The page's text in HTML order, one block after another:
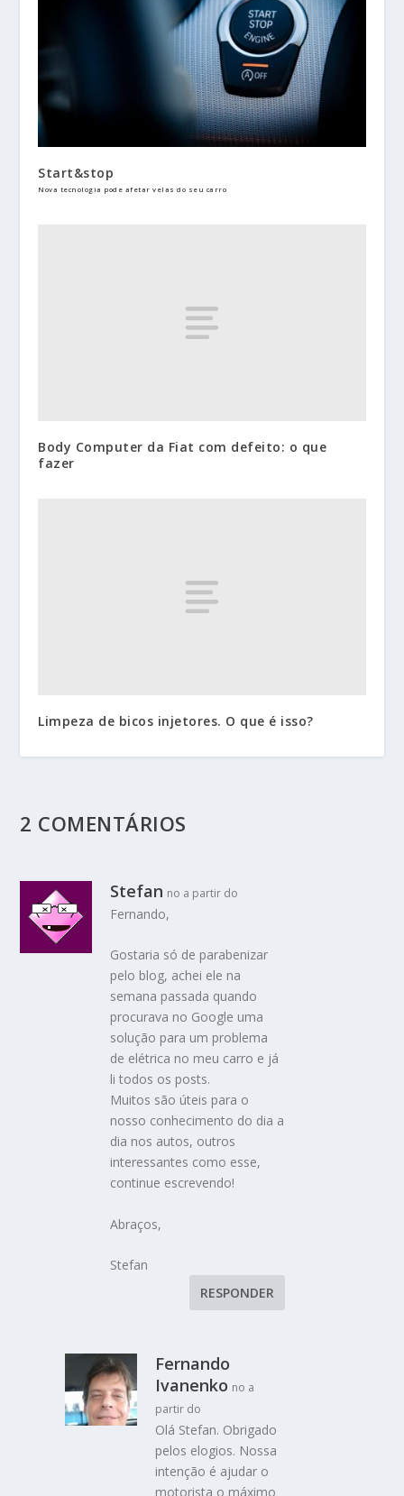
Start&stop
Nova tecnologia pode afetar velas do seu carro
Body Computer da Fiat com defeito: o que
fazer
Limpeza de bicos injetores. O que é isso?
2 COMENTÁRIOS
Stefan no a partir do
Fernando,
Gostaria só de parabenizar
pelo blog, achei ele na
semana passada quando
procurava no Google uma
solução para um problema
de elétrica no meu carro e já
li todos os posts.
Muitos são úteis para o
nosso conhecimento do dia a
dia nos autos, outros
interessantes como esse,
continue escrevendo!
Abraços,
Stefan
RESPONDER
Fernando
Ivanenko no a
partir do
Olá Stefan. Obrigado
pelos elogios. Nossa
intenção é ajudar o
motorista o máximo